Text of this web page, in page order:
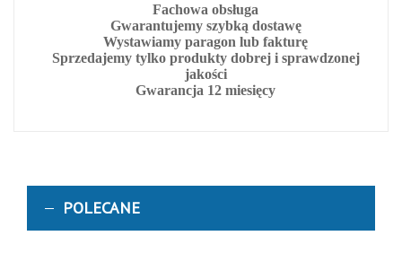
Fachowa obsługa
Gwarantujemy szybką dostawę
Wystawiamy paragon lub fakturę
Sprzedajemy tylko produkty dobrej i sprawdzonej
jakości
Gwarancja 12 miesięcy
POLECANE